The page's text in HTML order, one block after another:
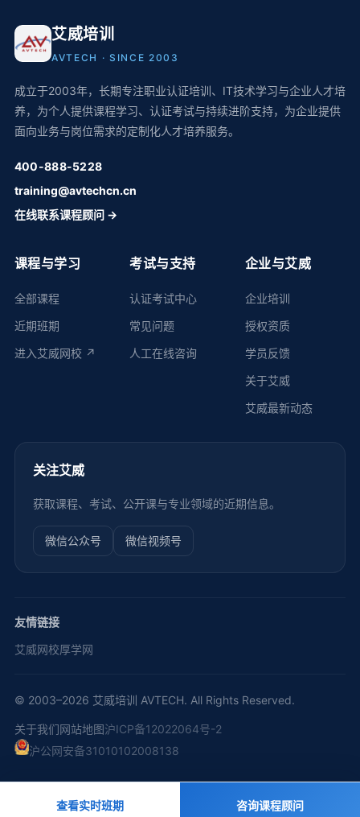
查看实时班期 咨询课程顾问
艾威培训
AVTECH · SINCE 2003
成立于2003年，长期专注职业认证培训、IT技术学习与企业人才培
养，为个人提供课程学习、认证考试与持续进阶支持，为企业提供
面向业务与岗位需求的定制化人才培养服务。
400-888-5228
training@avtechcn.cn
在线联系课程顾问 →
课程与学习
全部课程
近期班期
进入艾威网校 ↗
考试与支持
认证考试中心
常见问题
人工在线咨询
企业与艾威
企业培训
授权资质
学员反馈
关于艾威
艾威最新动态
关注艾威
获取课程、考试、公开课与专业领域的近期信息。
微信公众号 微信视频号
友情链接
艾威网校厚学网
© 2003–2026 艾威培训 AVTECH. All Rights Reserved.
关于我们网站地图沪ICP备12022064号-2
沪公网安备31010102008138